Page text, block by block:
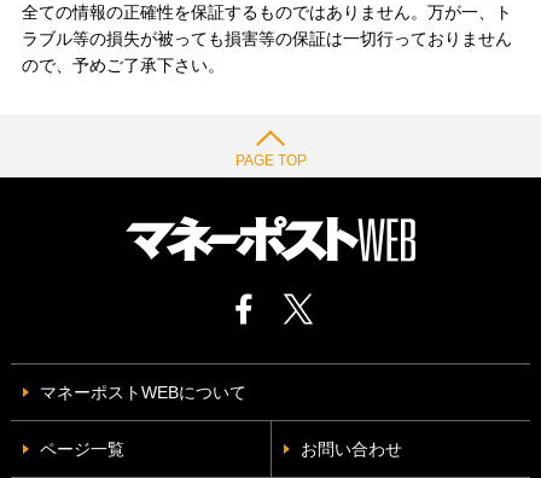
全ての情報の正確性を保証するものではありません。万が一、ト
ラブル等の損失が被っても損害等の保証は一切行っておりません
ので、予めご了承下さい。
PAGE TOP
マネーポストWEBについて
ページ一覧 お問い合わせ